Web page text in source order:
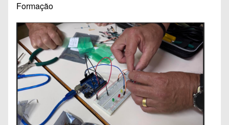
Formação